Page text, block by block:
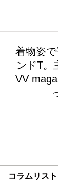
着物姿
ンドT。
VV
コラムリスト